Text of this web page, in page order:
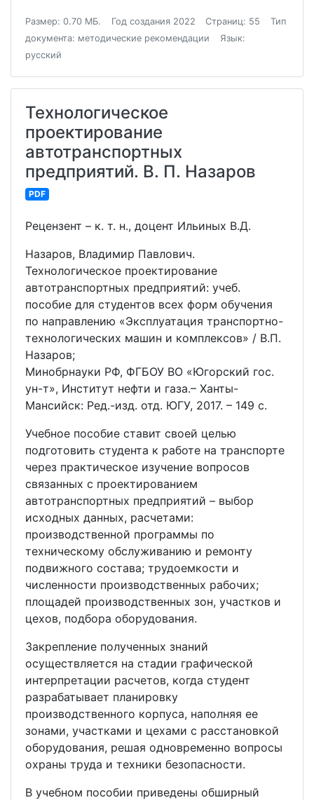
Размер: 0.70 МБ. Год создания 2022 Страниц: 55
Тип
документа: методические рекомендации
Язык:
русский
Технологическое
проектирование
автотранспортных
предприятий. В. П. Назаров
PDF
Рецензент – к. т. н., доцент Ильиных В.Д.
Назаров, Владимир Павлович.
Технологическое проектирование
автотранспортных предприятий: учеб.
пособие для студентов всех форм обучения
по направлению «Эксплуатация транспортно-
технологических машин и комплексов» / В.П.
Назаров;
Минобрнауки РФ, ФГБОУ ВО «Югорский гос.
ун-т», Институт нефти и газа.– Ханты-
Мансийск: Ред.-изд. отд. ЮГУ, 2017. – 149 с.
Учебное пособие ставит своей целью
подготовить студента к работе на транспорте
через практическое изучение вопросов
связанных с проектированием
автотранспортных предприятий – выбор
исходных данных, расчетами:
производственной программы по
техническому обслуживанию и ремонту
подвижного состава; трудоемкости и
численности производственных рабочих;
площадей производственных зон, участков и
цехов, подбора оборудования.
Закрепление полученных знаний
осуществляется на стадии графической
интерпретации расчетов, когда студент
разрабатывает планировку
производственного корпуса, наполняя ее
зонами, участками и цехами с расстановкой
оборудования, решая одновременно вопросы
охраны труда и техники безопасности.
В учебном пособии приведены обширный